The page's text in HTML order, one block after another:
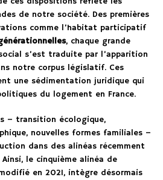
de notre société. Des premières
comme l’habitat participatif
, chaque grande
s’est traduite par l’apparition
notre corpus législatif. Ces
une sédimentation juridique qui
du logement en France.
– transition écologique,
nouvelles formes familiales –
dans des alinéas récemment
le cinquième alinéa de
modifié en 2021, intègre désormais